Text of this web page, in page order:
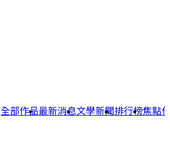
全部作品最新消息文學新聞排行榜焦點